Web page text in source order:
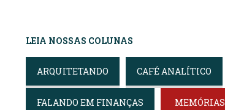
LEIA NOSSAS COLUNAS
ARQUITETANDO CAFÉ ANALÍTICO
FALANDO EM FINANÇAS MEMÓRIAS